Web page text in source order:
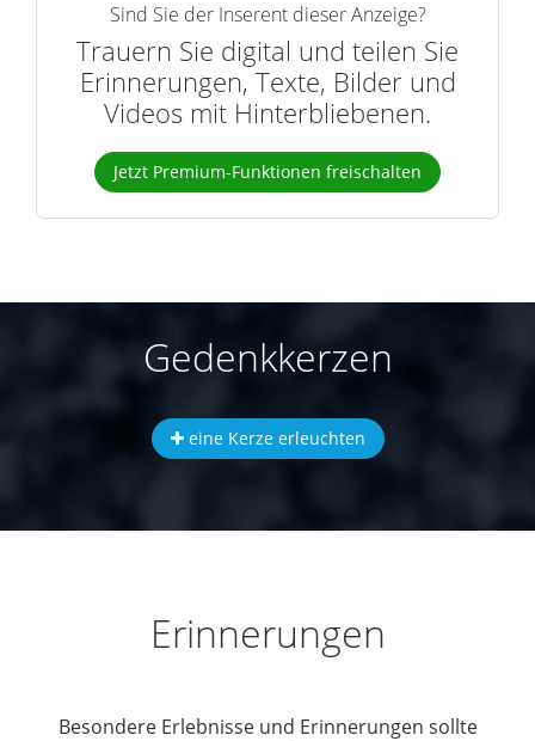
Sind Sie der Inserent dieser Anzeige?
Trauern Sie digital und teilen Sie
Erinnerungen, Texte, Bilder und
Videos mit Hinterbliebenen.
Jetzt Premium-Funktionen freischalten
Gedenkkerzen
eine Kerze erleuchten
Erinnerungen
Besondere Erlebnisse und Erinnerungen sollte